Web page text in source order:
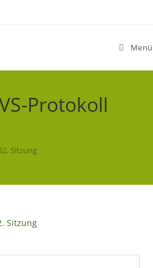
Menü
Protokoll
Sitzung
Sitzung